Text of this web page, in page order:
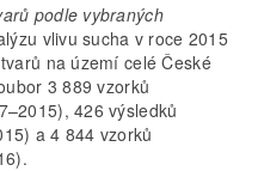
podle vybraných
vlivu sucha v roce 2015
na území celé České
3 889 vzorků
426 výsledků
a 4 844 vzorků